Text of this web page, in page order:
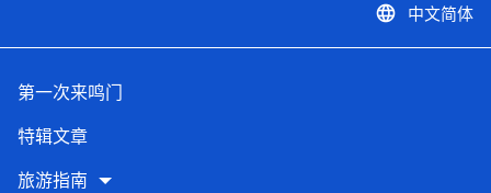
language 中文简体
第一次来鸣门
特辑文章
旅游指南